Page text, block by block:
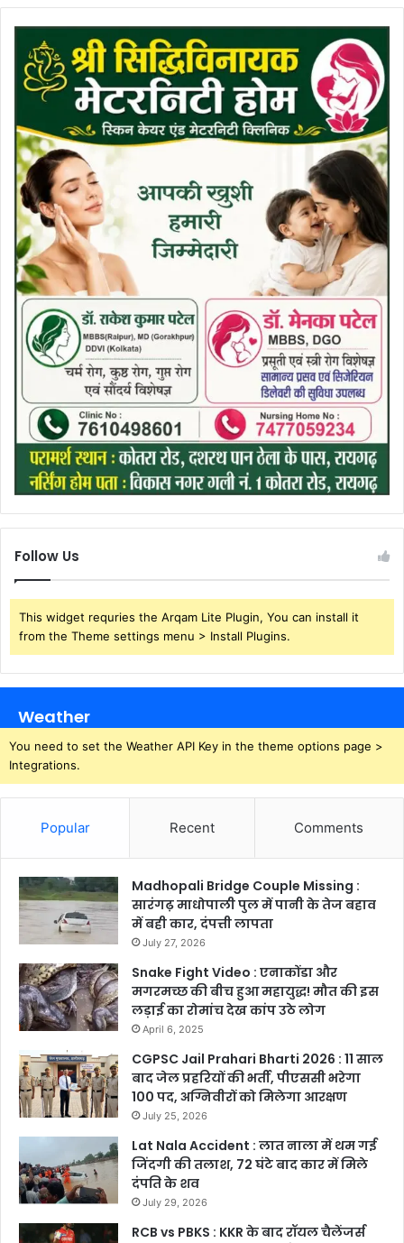
Follow Us
This widget requries the Arqam Lite Plugin, You can install it
from the Theme settings menu > Install Plugins.
Weather
You need to set the Weather API Key in the theme options page >
Integrations.
Popular Recent Comments
Madhopali Bridge Couple Missing :
सारंगढ़ माधोपाली पुल में पानी के तेज बहाव
में बही कार, दंपत्ती लापता
July 27, 2026
Snake Fight Video : एनाकोंडा और
मगरमच्छ की बीच हुआ महायुद्ध! मौत की इस
लड़ाई का रोमांच देख कांप उठे लोग
April 6, 2025
CGPSC Jail Prahari Bharti 2026 : 11 साल
बाद जेल प्रहरियों की भर्ती, पीएससी भरेगा
100 पद, अग्निवीरों को मिलेगा आरक्षण
July 25, 2026
Lat Nala Accident : लात नाला में थम गई
जिंदगी की तलाश, 72 घंटे बाद कार में मिले
दंपति के शव
July 29, 2026
RCB vs PBKS : KKR के बाद रॉयल चैलेंजर्स